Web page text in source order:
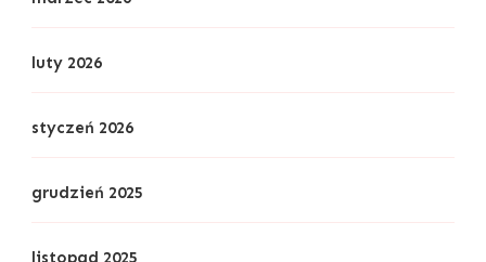
luty 2026
styczeń 2026
grudzień 2025
listopad 2025